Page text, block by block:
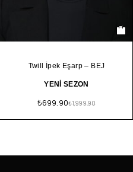
Twill İpek Eşarp – BEJ
YENİ SEZON
₺1,999.90
₺699.90